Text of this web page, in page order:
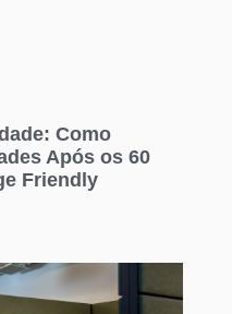
Como
Após os 60
Friendly